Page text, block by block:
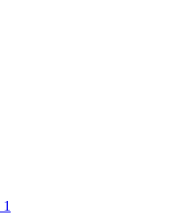
1